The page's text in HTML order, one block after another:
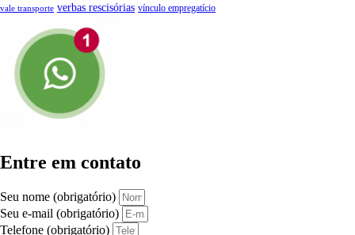
vale transporte verbas rescisórias vínculo empregatício
Entre em contato
Seu nome (obrigatório)
Seu e-mail (obrigatório)
Telefone (obrigatório)